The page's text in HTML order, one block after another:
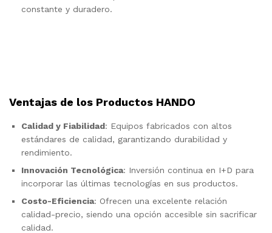
constante y duradero.
Ventajas de los Productos HANDO
Calidad y Fiabilidad: Equipos fabricados con altos
estándares de calidad, garantizando durabilidad y
rendimiento.
Innovación Tecnológica: Inversión continua en I+D para
incorporar las últimas tecnologías en sus productos.
Costo-Eficiencia: Ofrecen una excelente relación
calidad-precio, siendo una opción accesible sin sacrificar
calidad.